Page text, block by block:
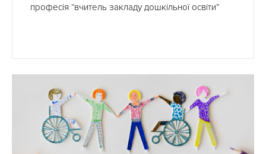
професія “вчитель закладу дошкільної освіти”